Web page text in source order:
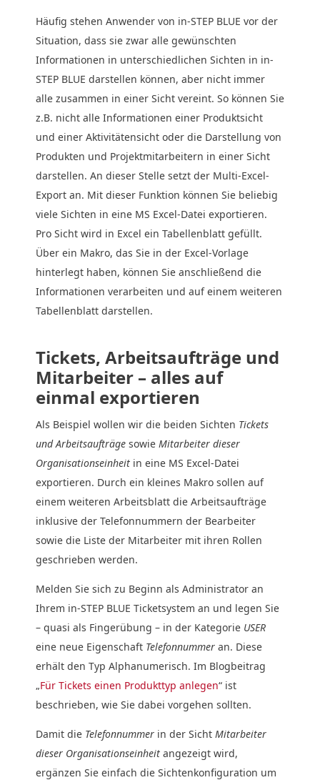
Häufig stehen Anwender von in-STEP BLUE vor der
Situation, dass sie zwar alle gewünschten
Informationen in unterschiedlichen Sichten in in-
STEP BLUE darstellen können, aber nicht immer
alle zusammen in einer Sicht vereint. So können Sie
z.B. nicht alle Informationen einer Produktsicht
und einer Aktivitätensicht oder die Darstellung von
Produkten und Projektmitarbeitern in einer Sicht
darstellen. An dieser Stelle setzt der Multi-Excel-
Export an. Mit dieser Funktion können Sie beliebig
viele Sichten in eine MS Excel-Datei exportieren.
Pro Sicht wird in Excel ein Tabellenblatt gefüllt.
Über ein Makro, das Sie in der Excel-Vorlage
hinterlegt haben, können Sie anschließend die
Informationen verarbeiten und auf einem weiteren
Tabellenblatt darstellen.
Tickets, Arbeitsaufträge und
Mitarbeiter – alles auf
einmal exportieren
Als Beispiel wollen wir die beiden Sichten Tickets
und Arbeitsaufträgesowie Mitarbeiter dieser
Organisationseinheitin eine MS Excel-Datei
exportieren. Durch ein kleines Makro sollen auf
einem weiteren Arbeitsblatt die Arbeitsaufträge
inklusive der Telefonnummern der Bearbeiter
sowie die Liste der Mitarbeiter mit ihren Rollen
geschrieben werden.
Melden Sie sich zu Beginn als Administrator an
Ihrem in-STEP BLUE Ticketsystem an und legen Sie
– quasi als Fingerübung – in der Kategorie USER
eine neue Eigenschaft Telefonnummeran. Diese
erhält den Typ Alphanumerisch. Im Blogbeitrag
„Für Tickets einen Produkttyp anlegen“ ist
beschrieben, wie Sie dabei vorgehen sollten.
Damit die Telefonnummerin der Sicht Mitarbeiter
dieser Organisationseinheitangezeigt wird,
ergänzen Sie einfach die Sichtenkonfiguration um